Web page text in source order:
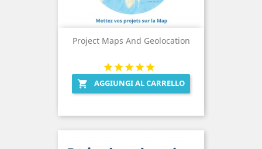
Project Maps And Geolocation
 AGGIUNGI AL CARRELLO